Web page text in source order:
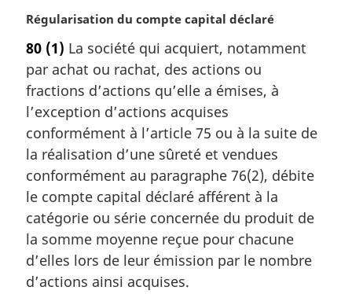
a
l
:
a
r
g
i
n
a
e
:
N
t
e
m
a
g
i
n
a
e
:
Régularisation du compte capital déclaré
80 (1) La société qui acquiert, notamment
par achat ou rachat, des actions ou
fractions d’actions qu’elle a émises, à
l’exception d’actions acquises
conformément à l’article 75 ou à la suite de
la réalisation d’une sûreté et vendues
conformément au paragraphe 76(2), débite
le compte capital déclaré afférent à la
catégorie ou série concernée du produit de
la somme moyenne reçue pour chacune
d’elles lors de leur émission par le nombre
d’actions ainsi acquises.